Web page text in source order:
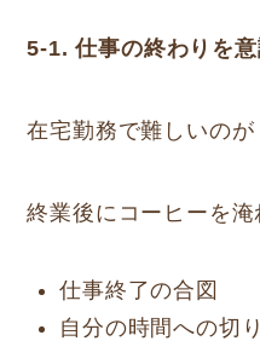
5-1. 仕事の終わりを
在宅勤務で難しいのが
終業後にコーヒーを淹
仕事終了の合図
自分の時間への切